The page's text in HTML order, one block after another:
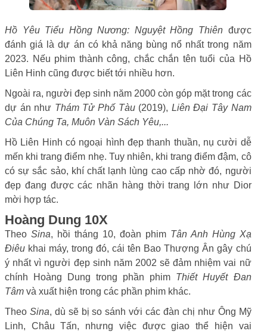
Hồ Yêu Tiểu Hồng Nương: Nguyệt Hồng Thiênđược
đánh giá là dự án có khả năng bùng nổ nhất trong năm
2023. Nếu phim thành công, chắc chắn tên tuổi của Hồ
Liên Hinh cũng được biết tới nhiều hơn.
Ngoài ra, người đẹp sinh năm 2000 còn góp mặt trong các
dự án như Thám Tử Phố Tàu(2019), Liên Đại Tây Nam
Của Chúng Ta, Muôn Vàn Sách Yêu,...
Hồ Liên Hinh có ngoại hình đẹp thanh thuần, nụ cười dễ
mến khi trang điểm nhẹ. Tuy nhiên, khi trang điểm đậm, cô
có sự sắc sảo, khí chất lạnh lùng cao cấp nhờ đó, người
đẹp đang được các nhãn hàng thời trang lớn như Dior
mời hợp tác.
Hoàng Dung 10X
Theo Sina, hồi tháng 10, đoàn phim Tân Anh Hùng Xạ
Điêu khai máy, trong đó, cái tên Bao Thượng Ân gây chú
ý nhất vì người đẹp sinh năm 2002 sẽ đảm nhiệm vai nữ
chính Hoàng Dung trong phần phim Thiết Huyết Đan
Tâm và xuất hiện trong các phần phim khác.
Theo Sina, dù sẽ bị so sánh với các đàn chị như Ông Mỹ
Linh, Châu Tấn, nhưng việc được giao thể hiện vai